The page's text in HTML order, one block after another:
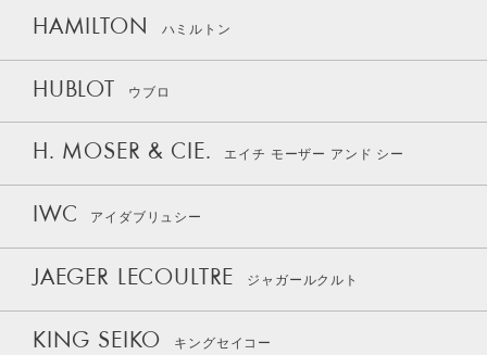
HAMILTON ハミルトン
HUBLOT ウブロ
H. MOSER & CIE. エイチ モーザー アンド シー
IWC アイダブリュシー
JAEGER LECOULTRE ジャガールクルト
KING SEIKO キングセイコー